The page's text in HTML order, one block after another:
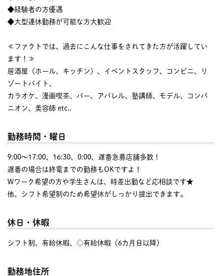
◆経験者の方優遇
◆大型連休勤務が可能な方大歓迎
≪ファクトでは、過去にこんな仕事をされてきた方が活躍してい
ます！≫
居酒屋（ホール、キッチン）、イベントスタッフ、コンビニ、リ
ゾートバイト、
カラオケ、漫画喫茶、バー、アパレル、塾講師、モデル、コンパ
ニオン、美容師 etc..
勤務時間・曜日
9:00〜17:00、16:30、0:00、遅番急募店舗多数！
遅番の場合は終電までの勤務もOKですよ！
Wワーク希望の方や学生さんは、時差出勤など応相談です★
他、シフト希望制のため希望休がしっかり提出できます。
休日・休暇
シフト制、有給休暇、◇有給休暇（6カ月目以降）
勤務地住所